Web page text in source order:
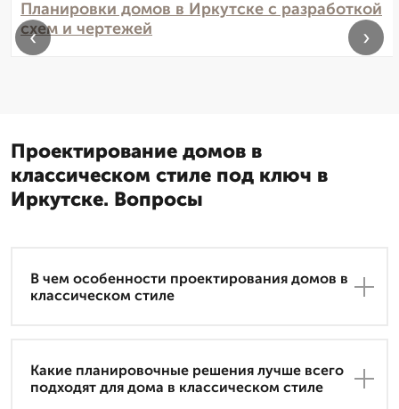
Планировки домов в Иркутске с разработкой
схем и чертежей
‹ ›
Проектирование домов в
классическом стиле под ключ в
Иркутске. Вопросы
В чем особенности проектирования домов в
классическом стиле
Какие планировочные решения лучше всего
подходят для дома в классическом стиле